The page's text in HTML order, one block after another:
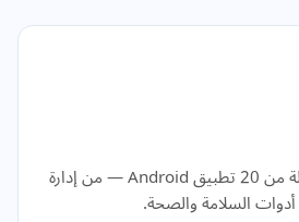
تصفح مجموعتنا الكاملة من 20 تطبيق Android — من إدارة
أدوات السلامة والصحة.